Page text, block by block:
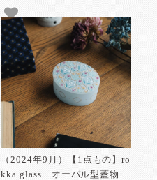
（2024年9月）【1点もの】ro
kka glass オーバル型蓋物